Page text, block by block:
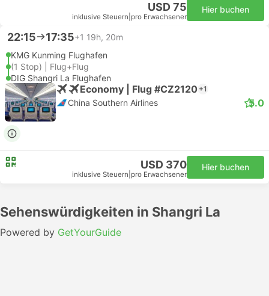
USD 75
inklusive Steuern pro Erwachsener
Hier buchen
22:15 17:35+1 19h, 20m
KMG Kunming Flughafen
(1 Stop) | Flug+Flug
DIG Shangri La Flughafen
Economy | Flug #CZ2120 +1
China Southern Airlines 5.0
USD 370
inklusive Steuern pro Erwachsener
Hier buchen
Sehenswürdigkeiten in Shangri La
Powered by GetYourGuide